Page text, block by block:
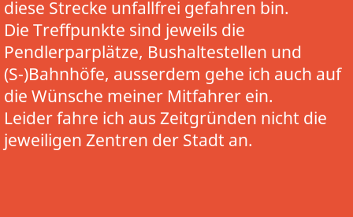
diese Strecke unfallfrei gefahren bin.
Die Treffpunkte sind jeweils die
Pendlerparplätze, Bushaltestellen und
(S-)Bahnhöfe, ausserdem gehe ich auch auf
die Wünsche meiner Mitfahrer ein.
Leider fahre ich aus Zeitgründen nicht die
jeweiligen Zentren der Stadt an.